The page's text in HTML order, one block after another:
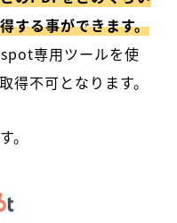
する事ができます。
専用ツールを使
得不可となります。
。